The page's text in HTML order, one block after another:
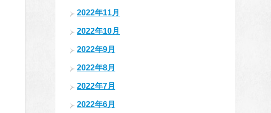
2022年11月
2022年10月
2022年9月
2022年8月
2022年7月
2022年6月